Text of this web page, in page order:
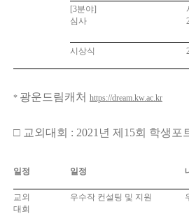
[3분야]
심사
시상식
* 광운드림캐처 https://dream.kw.ac.kr
□ 교외대회 : 2021 년 제 15회 학생포
일정 일정
교외
대회
우수작 컨설팅 및 지원